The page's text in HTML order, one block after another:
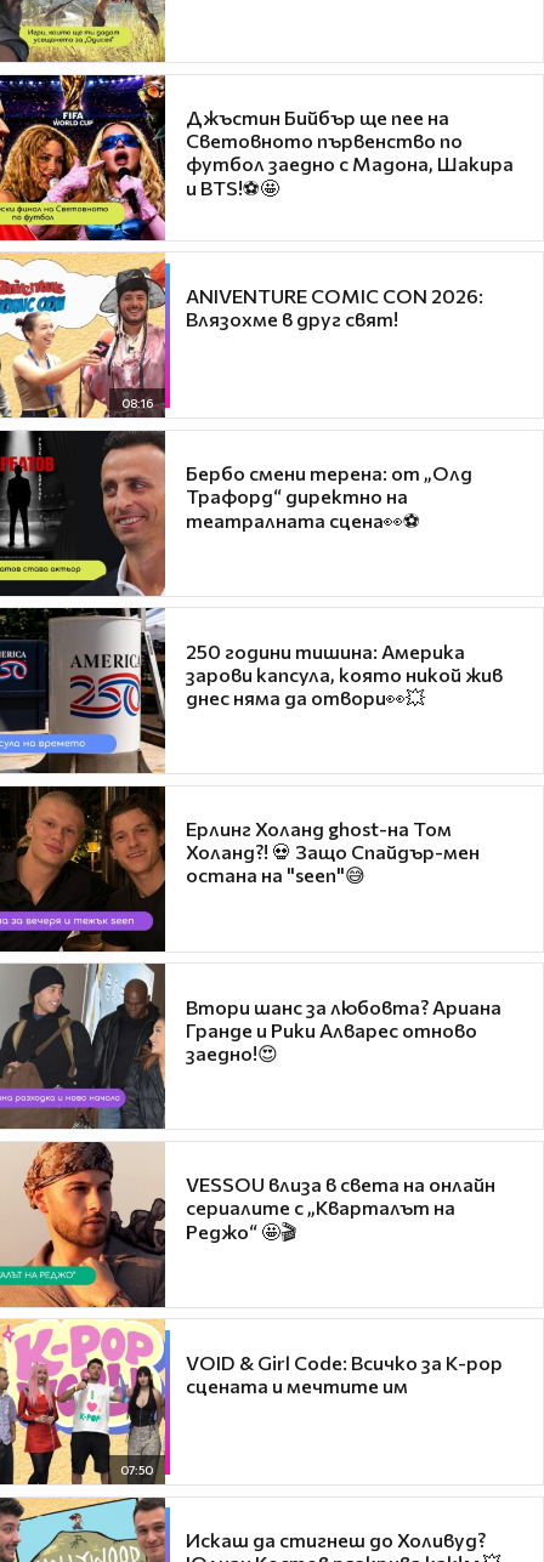
Джъстин Бийбър ще пее на
Световното първенство по
футбол заедно с Мадона, Шакира
и BTS!⚽🤩
08:16
ANIVENTURE COMIC CON 2026:
Влязохме в друг свят!
Бербо смени терена: от „Олд
Трафорд“ директно на
театралната сцена👀⚽
250 години тишина: Америка
зарови капсула, която никой жив
днес няма да отвори👀💥
Ерлинг Холанд ghost-на Том
Холанд?! 💀 Защо Спайдър-мен
остана на "seen"😅
Втори шанс за любовта? Ариана
Гранде и Рики Алварес отново
заедно!😍
VESSOU влиза в света на онлайн
сериалите с „Кварталът на
Реджо“ 🤩🎬
07:50
VOID & Girl Code: Всичко за K-pop
сцената и мечтите им
Искаш да стигнеш до Холивуд?